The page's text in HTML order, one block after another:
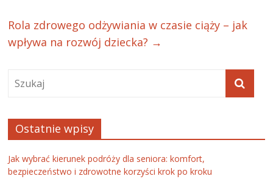
Rola zdrowego odżywiania w czasie ciąży – jak
wpływa na rozwój dziecka? →
Ostatnie wpisy
Jak wybrać kierunek podróży dla seniora: komfort,
bezpieczeństwo i zdrowotne korzyści krok po kroku